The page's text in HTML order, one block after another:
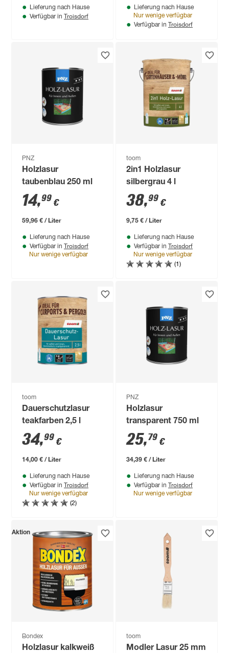
Lieferung nach Hause
Verfügbar in Troisdorf
Lieferung nach Hause
Nur wenige verfügbar
Verfügbar in Troisdorf
PNZ
Holzlasur
taubenblau 250 ml
14,99 €
59,96 € / Liter
Lieferung nach Hause
Verfügbar in Troisdorf
Nur wenige verfügbar
toom
2in1 Holzlasur
silbergrau 4 l
38,99 €
9,75 € / Liter
Lieferung nach Hause
Verfügbar in Troisdorf
Nur wenige verfügbar
(1)
toom
Dauerschutzlasur
teakfarben 2,5 l
34,99 €
14,00 € / Liter
Lieferung nach Hause
Verfügbar in Troisdorf
Nur wenige verfügbar
(2)
PNZ
Holzlasur
transparent 750 ml
25,79 €
34,39 € / Liter
Lieferung nach Hause
Verfügbar in Troisdorf
Nur wenige verfügbar
Aktion
Bondex
Holzlasur kalkweiß
toom
Modler Lasur 25 mm